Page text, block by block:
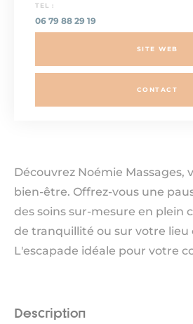
Découvrez Noémie Massages,
bien-être. Offrez-vous une
des soins sur-mesure en plein
de tranquillité ou sur votre lieu
L'escapade idéale pour votre
Description
TEL :
06 79 88 29 19
SITE WEB
CONTACT